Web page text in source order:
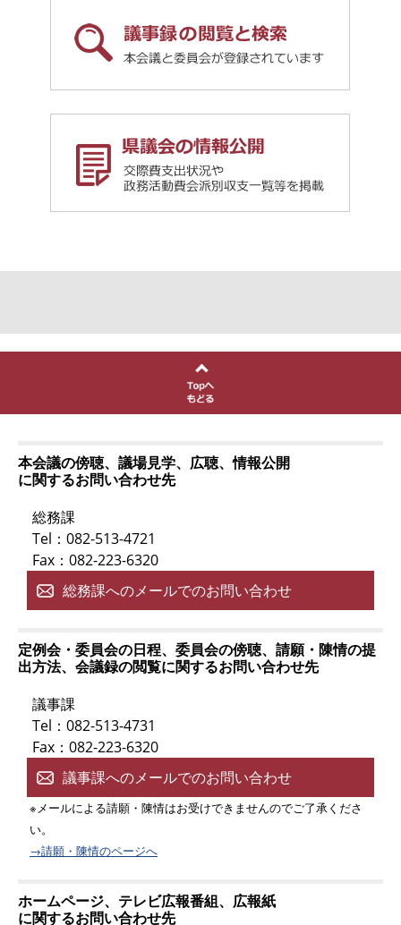
本会議の傍聴、議場見学、広聴、情報公開
に関するお問い合わせ先
総務課
Tel：082-513-4721
Fax：082-223-6320
総務課へのメールでのお問い合わせ
定例会・委員会の日程、委員会の傍聴、請願・陳情の提
出方法、会議録の閲覧に関するお問い合わせ先
議事課
Tel：082-513-4731
Fax：082-223-6320
議事課へのメールでのお問い合わせ
※メールによる請願・陳情はお受けできませんのでご了承くださ
い。
→請願・陳情のページへ
ホームページ、テレビ広報番組、広報紙
に関するお問い合わせ先